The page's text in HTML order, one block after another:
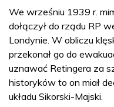
We wrześniu 1939 r.
dołączył do rządu RP
Londynie. W obliczu
przekonał go do
uznawać Retingera za
historyków to on miał
układu Sikorski-Majski.